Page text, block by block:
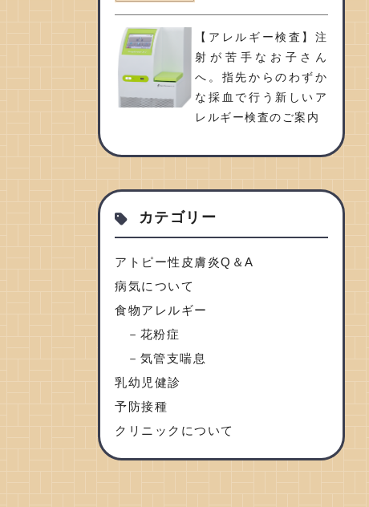
【アレルギー検査】注
射が苦手なお子さん
へ。指先からのわずか
な採血で行う新しいア
レルギー検査のご案内
カテゴリー
アトピー性皮膚炎Q＆A
病気について
食物アレルギー
花粉症
気管支喘息
乳幼児健診
予防接種
クリニックについて